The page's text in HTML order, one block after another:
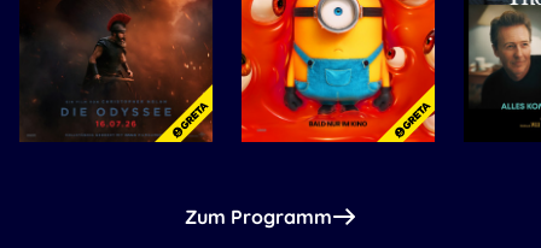
Zum Programm